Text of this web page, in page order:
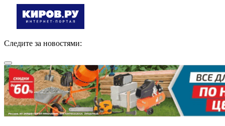
Следите за новостями: